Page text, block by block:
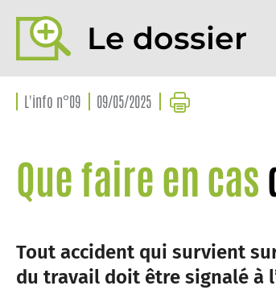
Le dossier
L'info n°09 09/05/2025
Que faire en cas
Tout accident qui survient
du travail doit être signalé à